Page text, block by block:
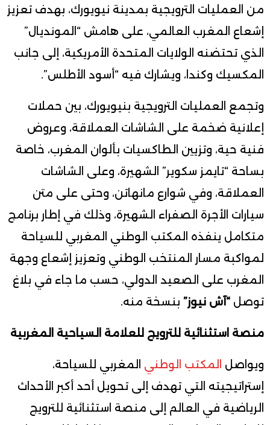
من العمليات الترويجية بمدينة نيويورك، بهدف تعزيز
إشعاع المغرب العالمي، على هامش “المونديال”
الذي تحتضنه الولايات المتحدة الأمريكية، إلى جانب
المكسيك وكندا، ويشارك فيه “أسود الأطلس”.
وتجمع العمليات الترويجية بنيويورك، بين حملات
إعلانية ضخمة على الشاشات العملاقة، وعروض
فنية حية، وتزيين الطاكسيات بألوان المغرب، خاصة
بساحة “تايمز سكوير” الشهيرة، وعلى الشاشات
العملاقة، وفي شوارع مانهاتن، وحتى على متن
سيارات الأجرة الصفراء الشهيرة، وذلك في إطار برنامج
متكامل ينفذه المكتب الوطني المغربي للسياحة
لمواكبة مسار المنتخب الوطني وتعزيز إشعاع وجهة
المغرب على الصعيد الدولي، حسب ما جاء في بلاغ
توصل “آش نيوز” بنسخة منه.
منصة استثنائية للترويج للعلامة السياحية المغربية
ويواصل المكتب الوطني المغربي للسياحة،
إستراتيجيته التي تهدف إلى تحويل أحد أكبر الأحداث
الرياضية في العالم إلى منصة استثنائية للترويج